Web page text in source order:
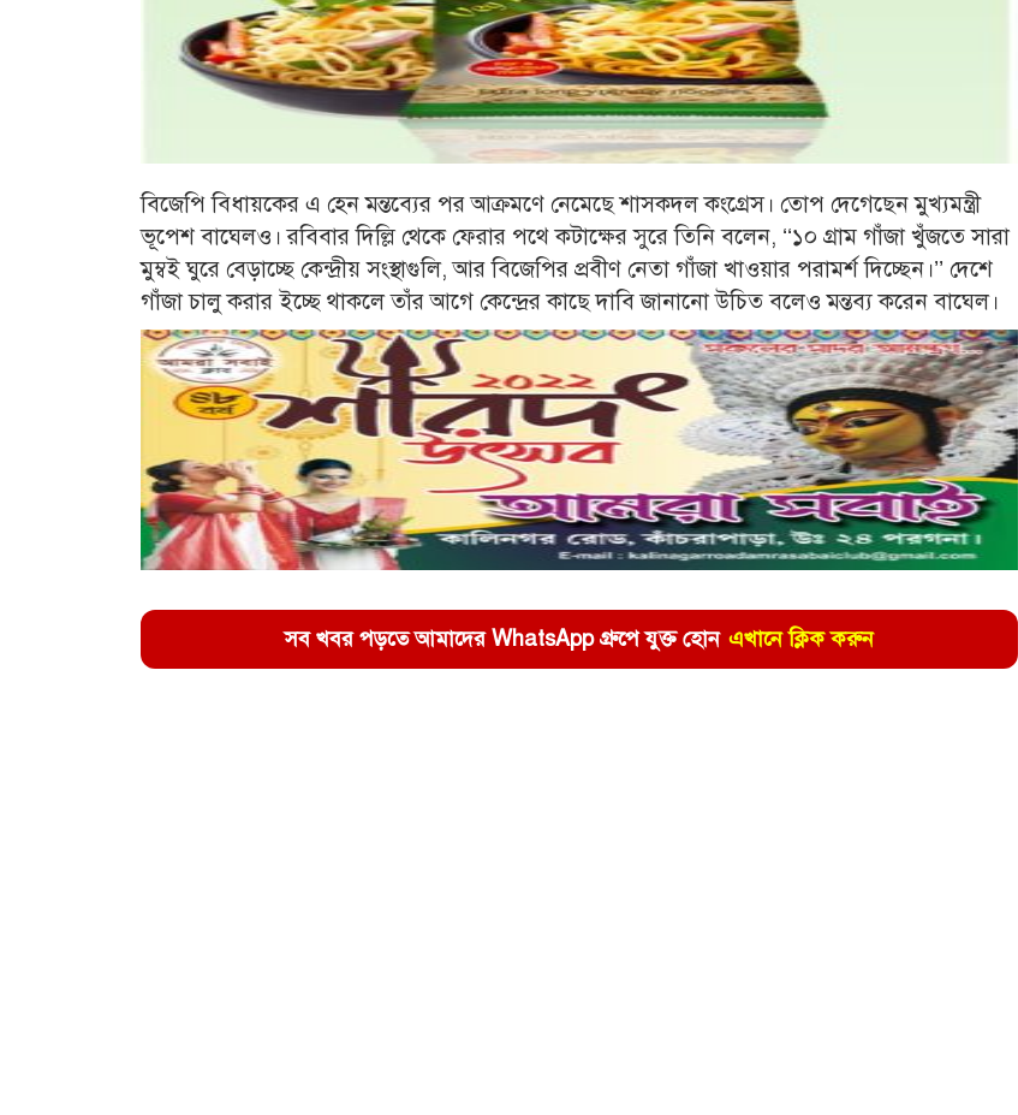
বিজেপি বিধায়কের এ হেন মন্তব্যের পর আক্রমণে নেমেছে শাসকদল কংগ্রেস। তোপ দেগেছেন মুখ্যমন্ত্রী
ভূপেশ বাঘেলও। রবিবার দিল্লি থেকে ফেরার পথে কটাক্ষের সুরে তিনি বলেন, ‘‘১০ গ্রাম গাঁজা খুঁজতে সারা
মুম্বই ঘুরে বেড়াচ্ছে কেন্দ্রীয় সংস্থাগুলি, আর বিজেপির প্রবীণ নেতা গাঁজা খাওয়ার পরামর্শ দিচ্ছেন।’’ দেশে
গাঁজা চালু করার ইচ্ছে থাকলে তাঁর আগে কেন্দ্রের কাছে দাবি জানানো উচিত বলেও মন্তব্য করেন বাঘেল।
সব খবর পড়তে আমাদের WhatsApp গ্রুপে যুক্ত হোন এখানে ক্লিক করুন